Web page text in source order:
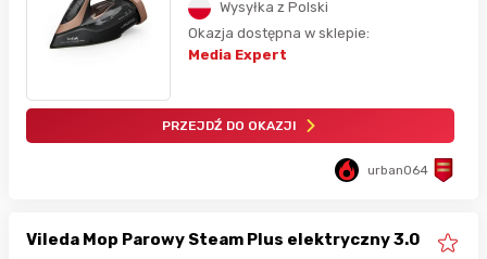
Wysyłka z Polski
Okazja dostępna w sklepie:
Media Expert
PRZEJDŹ DO OKAZJI
urban064
Vileda Mop Parowy Steam Plus elektryczny 3.0